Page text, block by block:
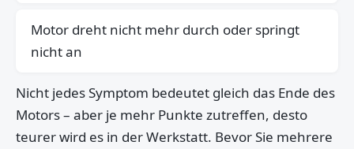
Motor dreht nicht mehr durch oder springt
nicht an
Nicht jedes Symptom bedeutet gleich das Ende des
Motors – aber je mehr Punkte zutreffen, desto
teurer wird es in der Werkstatt. Bevor Sie mehrere